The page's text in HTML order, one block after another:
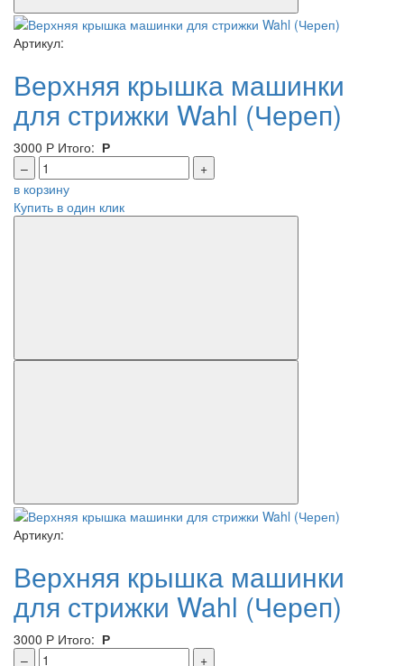
Артикул:
Верхняя крышка машинки
для стрижки Wahl (Череп)
3000 Р Итого: Р
–
+
в корзину
Купить в один клик
Артикул:
Верхняя крышка машинки
для стрижки Wahl (Череп)
3000 Р Итого: Р
–
+